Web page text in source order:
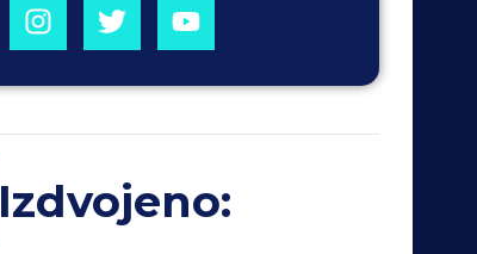
Izdvojeno: